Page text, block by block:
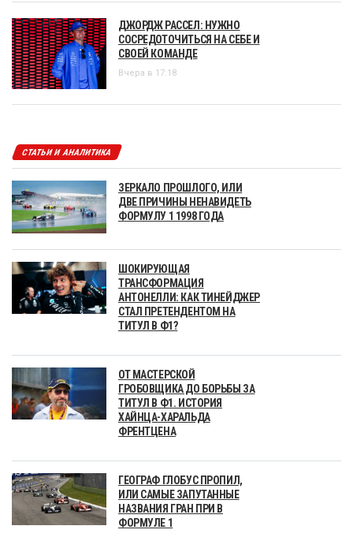
ДЖОРДЖ РАССЕЛ: НУЖНО
СОСРЕДОТОЧИТЬСЯ НА СЕБЕ И
СВОЕЙ КОМАНДЕ
Вчера в 17:18
СТАТЬИ И АНАЛИТИКА
ЗЕРКАЛО ПРОШЛОГО, ИЛИ
ДВЕ ПРИЧИНЫ НЕНАВИДЕТЬ
ФОРМУЛУ 1 1998 ГОДА
ШОКИРУЮЩАЯ
ТРАНСФОРМАЦИЯ
АНТОНЕЛЛИ: КАК ТИНЕЙДЖЕР
СТАЛ ПРЕТЕНДЕНТОМ НА
ТИТУЛ В Ф1?
ОТ МАСТЕРСКОЙ
ГРОБОВЩИКА ДО БОРЬБЫ ЗА
ТИТУЛ В Ф1. ИСТОРИЯ
ХАЙНЦА-ХАРАЛЬДА
ФРЕНТЦЕНА
ГЕОГРАФ ГЛОБУС ПРОПИЛ,
ИЛИ САМЫЕ ЗАПУТАННЫЕ
НАЗВАНИЯ ГРАН ПРИ В
ФОРМУЛЕ 1